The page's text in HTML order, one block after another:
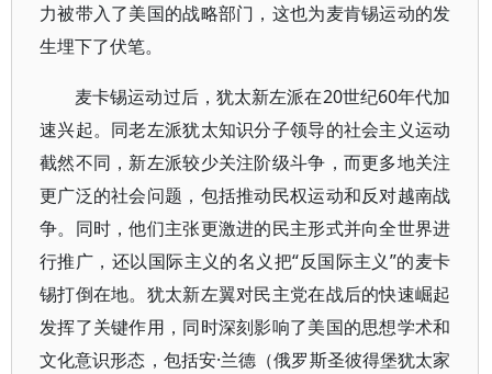
力被带入了美国的战略部门，这也为麦肯锡运动的发
生埋下了伏笔。
麦卡锡运动过后，犹太新左派在20世纪60年代加
速兴起。同老左派犹太知识分子领导的社会主义运动
截然不同，新左派较少关注阶级斗争，而更多地关注
更广泛的社会问题，包括推动民权运动和反对越南战
争。同时，他们主张更激进的民主形式并向全世界进
行推广，还以国际主义的名义把“反国际主义”的麦卡
锡打倒在地。犹太新左翼对民主党在战后的快速崛起
发挥了关键作用，同时深刻影响了美国的思想学术和
文化意识形态，包括安·兰德（俄罗斯圣彼得堡犹太家